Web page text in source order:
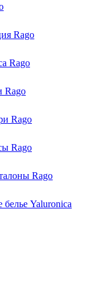
Rago
Rago
Rago
Rago
Rago
Rago
Yaluroniсa